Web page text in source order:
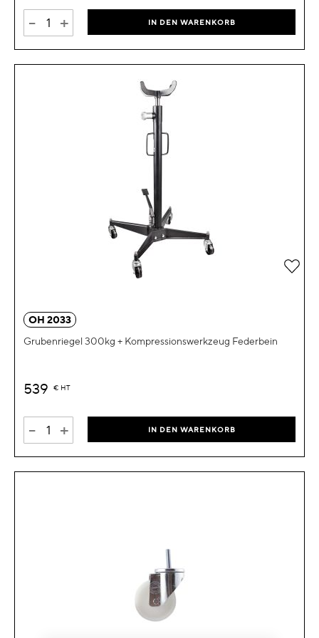
- + IN DEN WARENKORB
OH 2033
Grubenriegel 300kg + Kompressionswerkzeug Federbein
539 € HT
- + IN DEN WARENKORB
Zur